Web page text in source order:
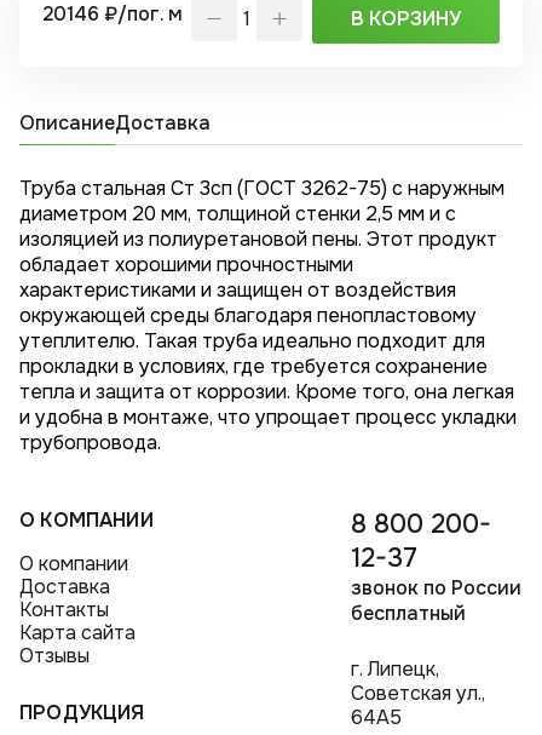
20146 ₽/пог. м В КОРЗИНУ
ОписаниеДоставка
Труба стальная Ст 3сп (ГОСТ 3262-75) с наружным
диаметром 20 мм, толщиной стенки 2,5 мм и с
изоляцией из полиуретановой пены. Этот продукт
обладает хорошими прочностными
характеристиками и защищен от воздействия
окружающей среды благодаря пенопластовому
утеплителю. Такая труба идеально подходит для
прокладки в условиях, где требуется сохранение
тепла и защита от коррозии. Кроме того, она легкая
и удобна в монтаже, что упрощает процесс укладки
трубопровода.
О КОМПАНИИ
О компании
Доставка
Контакты
Карта сайта
Отзывы
ПРОДУКЦИЯ
8 800 200-
12-37
звонок по России
бесплатный
г. Липецк,
Советская ул.,
64А5